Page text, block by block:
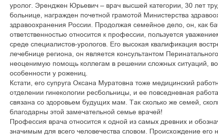
уролог. Эренджен Юрьевич – врач высшей категории, 30 лет
больнице, награжден почетной грамотой Министерства
здравоохранения России. Продолжая семейное дело, он, как
ответственностью относится к профессии, пользуется
среде специалистов-урологов. Его высокая квалификация
лечебнице региона, он является консультантом
неоценимую помощь коллегам в решении сложных ситуаций,
особенности у рожениц.
Кстати, его супруга Оксана Муратовна тоже медицинский
отделении гинекологии ресбольницы, и ее повседневная
связана со здоровьем будущих мам. Так сколько же семей,
благодарны этой замечательной семье врачей!
Профессия врача относится к одной из самых древних и
значимым для всего человечества словом. Происхождение его